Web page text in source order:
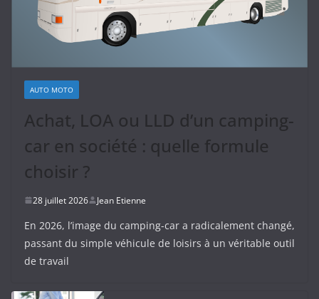
AUTO MOTO
Achat, LOA ou LLD d’un camping-
car en société : quelle formule
choisir ?
28 juillet 2026 Jean Etienne
En 2026, l’image du camping-car a radicalement changé,
passant du simple véhicule de loisirs à un véritable outil
de travail